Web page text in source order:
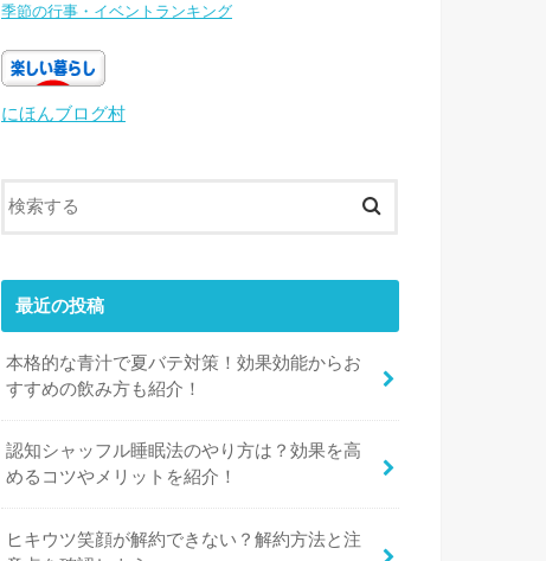
季節の行事・イベントランキング
にほんブログ村
最近の投稿
本格的な青汁で夏バテ対策！効果効能からお
すすめの飲み方も紹介！
認知シャッフル睡眠法のやり方は？効果を高
めるコツやメリットを紹介！
ヒキウツ笑顔が解約できない？解約方法と注